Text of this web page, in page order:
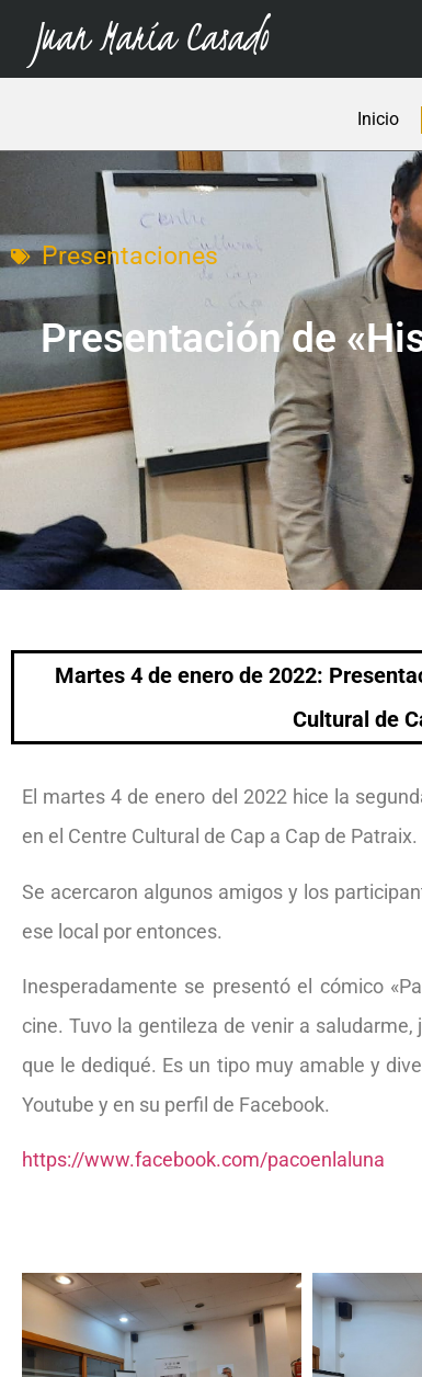
Juan María Casado
Inicio
Presentaciones
Presentación de
Martes 4 de enero de 2022:
Cultural de
El martes 4 de enero del 2022 hice la
en el Centre Cultural de Cap a Cap de Patraix.
Se acercaron algunos amigos y los
ese local por entonces.
Inesperadamente se presentó el cómico
cine. Tuvo la gentileza de venir a
que le dediqué. Es un tipo muy amable y
Youtube y en su perfil de Facebook.
https://www.facebook.com/pacoenlaluna